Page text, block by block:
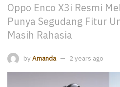
Oppo Enco X3i Resmi
Punya Segudang Fitur
Masih Rahasia
by Amanda 2 years ago